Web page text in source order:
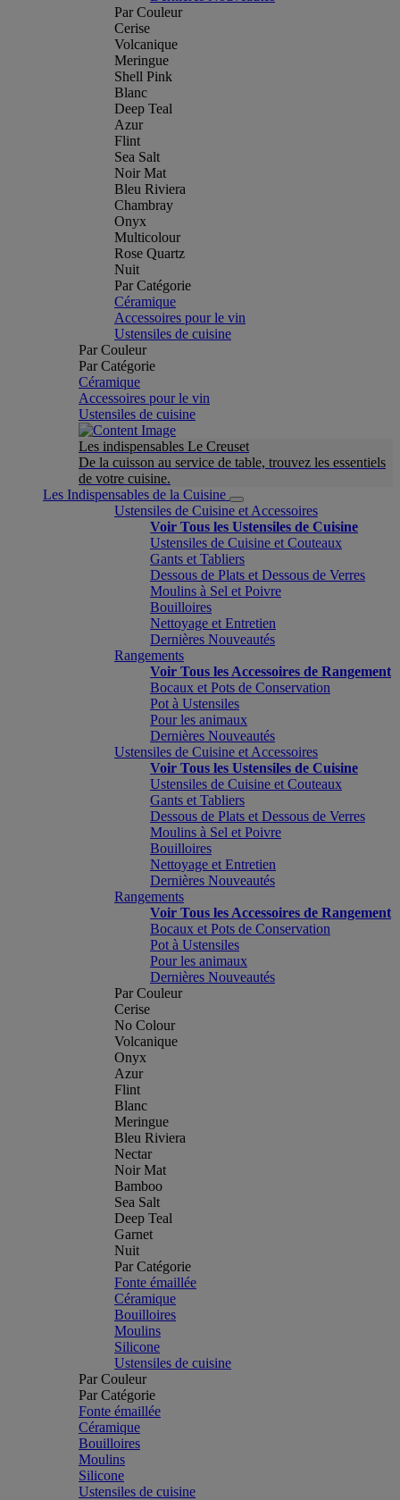
Par Couleur
Cerise
Volcanique
Meringue
Shell Pink
Blanc
Deep Teal
Azur
Flint
Sea Salt
Noir Mat
Bleu Riviera
Chambray
Onyx
Multicolour
Rose Quartz
Nuit
Par Catégorie
Céramique
Accessoires pour le vin
Ustensiles de cuisine
Par Couleur
Par Catégorie
Céramique
Accessoires pour le vin
Ustensiles de cuisine
Les indispensables Le Creuset
De la cuisson au service de table, trouvez les essentiels
de votre cuisine.
Les Indispensables de la Cuisine
Ustensiles de Cuisine et Accessoires
Voir Tous les Ustensiles de Cuisine
Ustensiles de Cuisine et Couteaux
Gants et Tabliers
Dessous de Plats et Dessous de Verres
Moulins à Sel et Poivre
Bouilloires
Nettoyage et Entretien
Dernières Nouveautés
Rangements
Voir Tous les Accessoires de Rangement
Bocaux et Pots de Conservation
Pot à Ustensiles
Pour les animaux
Dernières Nouveautés
Ustensiles de Cuisine et Accessoires
Voir Tous les Ustensiles de Cuisine
Ustensiles de Cuisine et Couteaux
Gants et Tabliers
Dessous de Plats et Dessous de Verres
Moulins à Sel et Poivre
Bouilloires
Nettoyage et Entretien
Dernières Nouveautés
Rangements
Voir Tous les Accessoires de Rangement
Bocaux et Pots de Conservation
Pot à Ustensiles
Pour les animaux
Dernières Nouveautés
Par Couleur
Cerise
No Colour
Volcanique
Onyx
Azur
Flint
Blanc
Meringue
Bleu Riviera
Nectar
Noir Mat
Bamboo
Sea Salt
Deep Teal
Garnet
Nuit
Par Catégorie
Fonte émaillée
Céramique
Bouilloires
Moulins
Silicone
Ustensiles de cuisine
Par Couleur
Par Catégorie
Fonte émaillée
Céramique
Bouilloires
Moulins
Silicone
Ustensiles de cuisine